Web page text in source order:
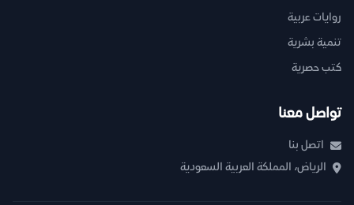
روايات عربية
تنمية بشرية
كتب حصرية
تواصل معنا
اتصل بنا
الرياض، المملكة العربية السعودية